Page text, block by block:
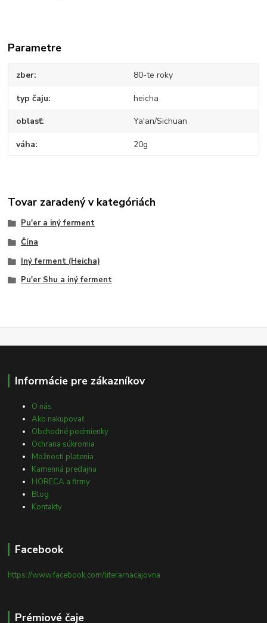
Parametre
zber 80-te roky
typ čaju heicha
oblasť Ya'an/Sichuan
váha 20g
Tovar zaradený v kategóriách
Pu'er a iný ferment
Čína
Iný ferment (Heicha)
Pu'er Shu a iný ferment
Informácie pre zákazníkov
O nás
Ako nakupovať
Obchodné podmienky
Ochrana súkromia
Možnosti platenia
Kamenná predajna
HORECA a firmy
Blog
Kontakty
Facebook
https://www.facebook.com/literarnacajovna
Prémiové čaje